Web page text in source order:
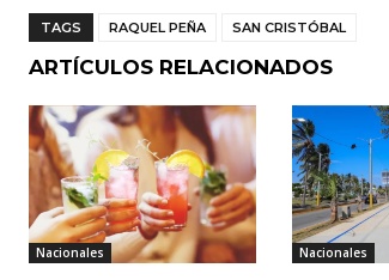
c
e
b
o
o
k
a
ts
A
p
p
ai
l
m
p
ar
TAGS RAQUEL PEÑA SAN CRISTÓBAL
ARTÍCULOS RELACIONADOS
Nacionales Nacionales